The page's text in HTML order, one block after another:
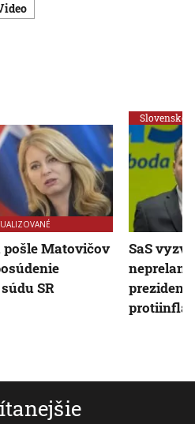
Video
Matovičov
SR
Slovensko
SaS